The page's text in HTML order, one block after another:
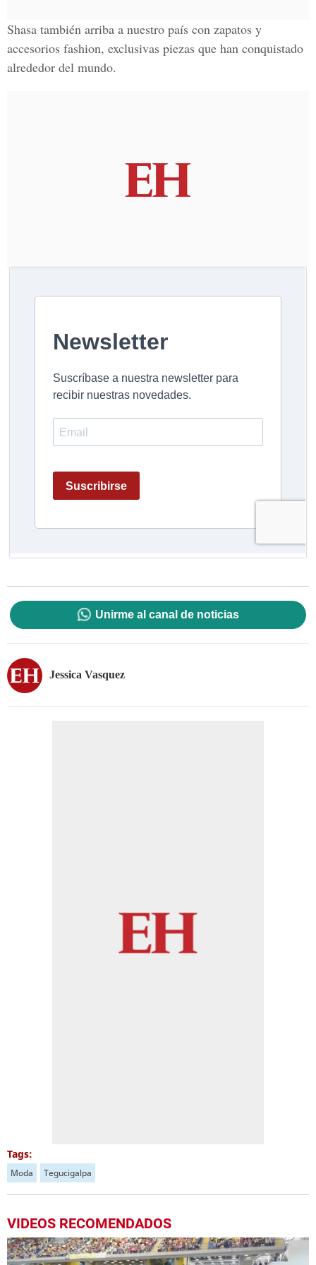
Shasa también arriba a nuestro país con zapatos y
accesorios fashion, exclusivas piezas que han conquistado
alrededor del mundo.
Unirme al canal de noticias
Jessica Vasquez
Tags:
Moda Tegucigalpa
VIDEOS RECOMENDADOS